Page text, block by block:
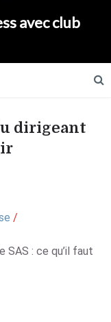
avec club
dirigeant
/
SAS : ce qu’il faut